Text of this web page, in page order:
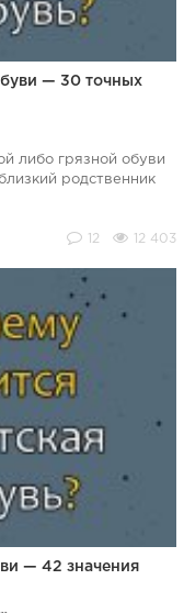
— 30 точных
либо грязной обуви
родственник
12 12 403
— 42 значения